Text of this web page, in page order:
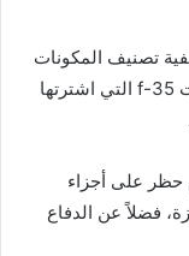
تصنيف المكونات
البريطانية التي تستخدمها إسرائيل في طائرات f-35 التي اشترتها
على أجزاء
فضلاً عن الدفاع